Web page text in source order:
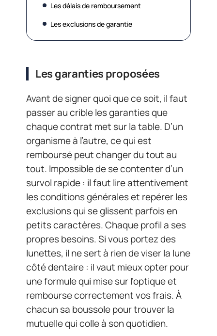
Les délais de remboursement
Les exclusions de garantie
Les garanties proposées
Avant de signer quoi que ce soit, il faut
passer au crible les garanties que
chaque contrat met sur la table. D’un
organisme à l’autre, ce qui est
remboursé peut changer du tout au
tout. Impossible de se contenter d’un
survol rapide : il faut lire attentivement
les conditions générales et repérer les
exclusions qui se glissent parfois en
petits caractères. Chaque profil a ses
propres besoins. Si vous portez des
lunettes, il ne sert à rien de viser la lune
côté dentaire : il vaut mieux opter pour
une formule qui mise sur l’optique et
rembourse correctement vos frais. À
chacun sa boussole pour trouver la
mutuelle qui colle à son quotidien.